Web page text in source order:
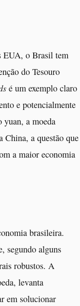
EUA, o Brasil tem
do Tesouro
é um exemplo claro
e potencialmente
yuan, a moeda
China, a questão que
a maior economia
brasileira.
segundo alguns
robustos. A
levanta
em solucionar